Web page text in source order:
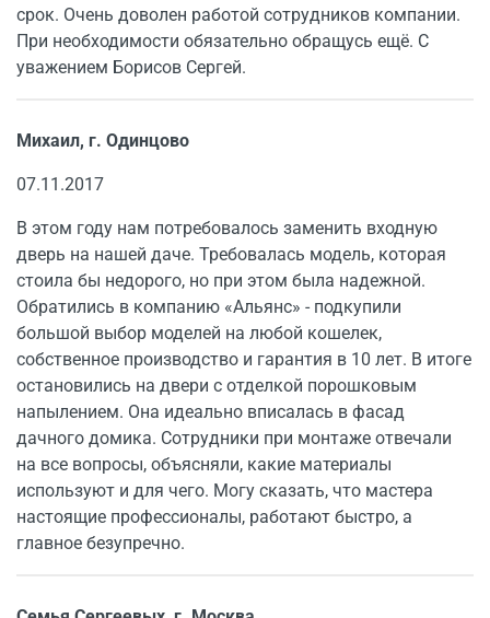
срок. Очень доволен работой сотрудников компании.
При необходимости обязательно обращусь ещё. С
уважением Борисов Сергей.
Михаил, г. Одинцово
07.11.2017
В этом году нам потребовалось заменить входную
дверь на нашей даче. Требовалась модель, которая
стоила бы недорого, но при этом была надежной.
Обратились в компанию «Альянс» - подкупили
большой выбор моделей на любой кошелек,
собственное производство и гарантия в 10 лет. В итоге
остановились на двери с отделкой порошковым
напылением. Она идеально вписалась в фасад
дачного домика. Сотрудники при монтаже отвечали
на все вопросы, объясняли, какие материалы
используют и для чего. Могу сказать, что мастера
настоящие профессионалы, работают быстро, а
главное безупречно.